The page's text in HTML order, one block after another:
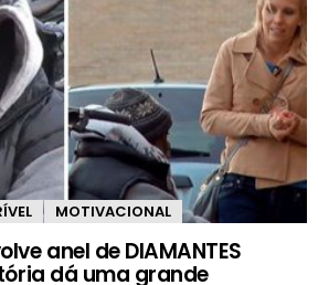
MOTIVACIONAL
anel de DIAMANTES
dá uma grande